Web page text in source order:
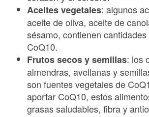
Aceites vegetales: algunos
aceite de oliva, aceite de
sésamo, contienen
CoQ10.
Frutos secos y semillas: los
almendras, avellanas y
son fuentes vegetales de
aportar CoQ10, estos
grasas saludables, fibra y